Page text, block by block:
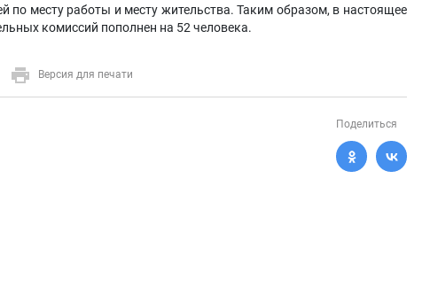
по месту работы и месту жительства. Таким образом, в настоящее
комиссий пополнен на 52 человека.
Версия для печати
Поделиться